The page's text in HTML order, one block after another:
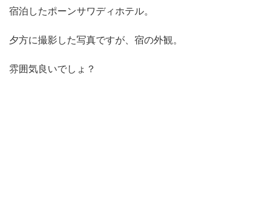
宿泊したポーンサワディホテル。
夕方に撮影した写真ですが、宿の外観。
雰囲気良いでしょ？